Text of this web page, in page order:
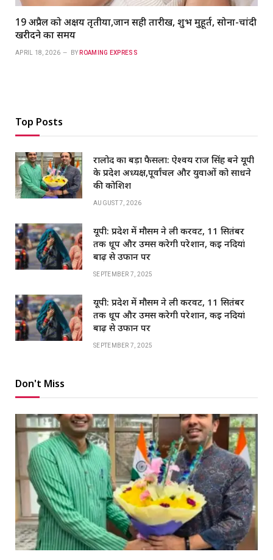
19 अप्रैल को अक्षय तृतीया,जानें सही तारीख, शुभ मुहूर्त, सोना-चांदी
खरीदने का समय
APRIL 18, 2026 BY ROAMING EXPRESS
Top Posts
रालोद का बड़ा फैसला: ऐश्वर्य राज सिंह बने यूपी
के प्रदेश अध्यक्ष,पूर्वांचल और युवाओं को साधने
की कोशिश
AUGUST 7, 2026
यूपी: प्रदेश में मौसम ने ली करवट, 11 सितंबर
तक धूप और उमस करेगी परेशान, कई नदियां
बाढ़ से उफान पर
SEPTEMBER 7, 2025
यूपी: प्रदेश में मौसम ने ली करवट, 11 सितंबर
तक धूप और उमस करेगी परेशान, कई नदियां
बाढ़ से उफान पर
SEPTEMBER 7, 2025
Don't Miss